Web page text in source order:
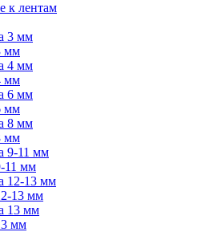
к лентам
мм
мм
мм
мм
11 мм
13 мм
мм